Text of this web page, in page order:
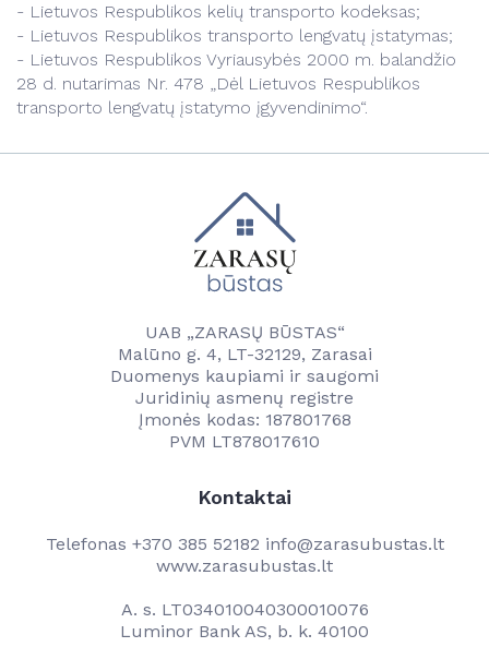
- Lietuvos Respublikos kelių transporto kodeksas;
- Lietuvos Respublikos transporto lengvatų įstatymas;
- Lietuvos Respublikos Vyriausybės 2000 m. balandžio
28 d. nutarimas Nr. 478 „Dėl Lietuvos Respublikos
transporto lengvatų įstatymo įgyvendinimo“.
UAB „ZARASŲ BŪSTAS“
Malūno g. 4, LT-32129, Zarasai
Duomenys kaupiami ir saugomi
Juridinių asmenų registre
Įmonės kodas: 187801768
PVM LT878017610
Kontaktai
Telefonas +370 385 52182 info@zarasubustas.lt
www.zarasubustas.lt
A. s. LT034010040300010076
Luminor Bank AS, b. k. 40100